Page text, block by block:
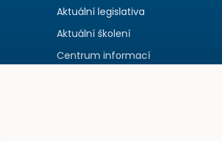
Aktuální legislativa
Aktuální školení
Centrum informací